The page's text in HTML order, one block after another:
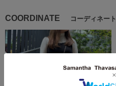
COORDINATE コーディネート